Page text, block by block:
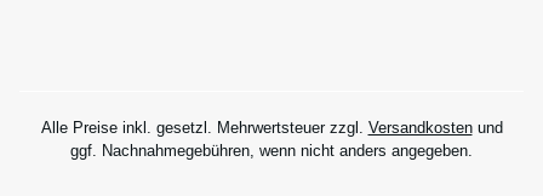
Alle Preise inkl. gesetzl. Mehrwertsteuer zzgl. Versandkostenund
ggf. Nachnahmegebühren, wenn nicht anders angegeben.